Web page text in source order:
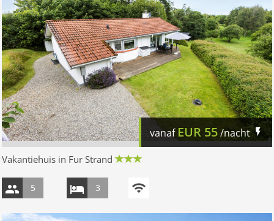
vanafEUR 55/nacht
Vakantiehuis in Fur Strand
5 3